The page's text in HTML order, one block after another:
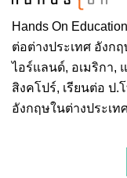
Hands On
ต่อต่างประเทศ อังกฤ
ไอร์แลนด์, อเมริกา,
สิงคโปร์, เรียนต่อ ป.
อังกฤษในต่างประเ